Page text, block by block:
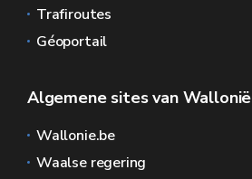
Trafiroutes
Géoportail
Algemene sites van Wallonië
Wallonie.be
Waalse regering